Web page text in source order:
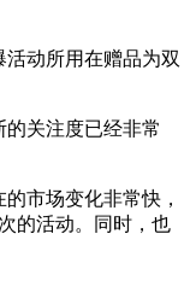
动所用在赠品为双
关注度已经非常
市场变化非常快，
的活动。同时，也